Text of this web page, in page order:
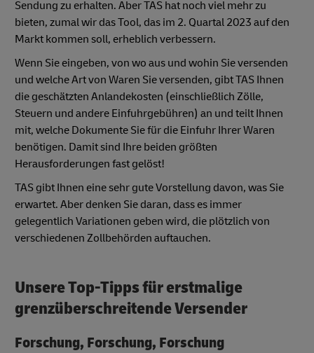
Sendung zu erhalten. Aber TAS hat noch viel mehr zu
bieten, zumal wir das Tool, das im 2. Quartal 2023 auf den
Markt kommen soll, erheblich verbessern.
Wenn Sie eingeben, von wo aus und wohin Sie versenden
und welche Art von Waren Sie versenden, gibt TAS Ihnen
die geschätzten Anlandekosten (einschließlich Zölle,
Steuern und andere Einfuhrgebühren) an und teilt Ihnen
mit, welche Dokumente Sie für die Einfuhr Ihrer Waren
benötigen. Damit sind Ihre beiden größten
Herausforderungen fast gelöst!
TAS gibt Ihnen eine sehr gute Vorstellung davon, was Sie
erwartet. Aber denken Sie daran, dass es immer
gelegentlich Variationen geben wird, die plötzlich von
verschiedenen Zollbehörden auftauchen.
Unsere Top-Tipps für erstmalige
grenzüberschreitende Versender
Forschung, Forschung, Forschung